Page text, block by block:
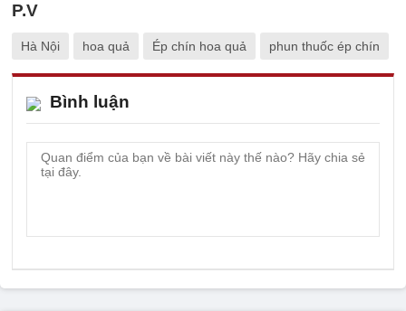
P.V
Hà Nội hoa quả Ép chín hoa quả phun thuốc ép chín
Bình luận